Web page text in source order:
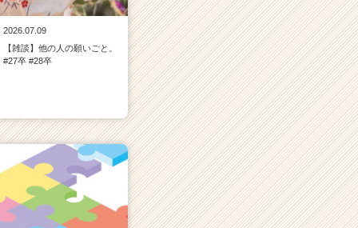
2026.07.09
【雑談】他の人の願いごと。
#27卒 #28卒